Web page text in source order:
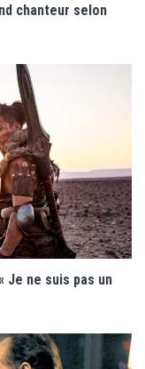
chanteur selon
Je ne suis pas un